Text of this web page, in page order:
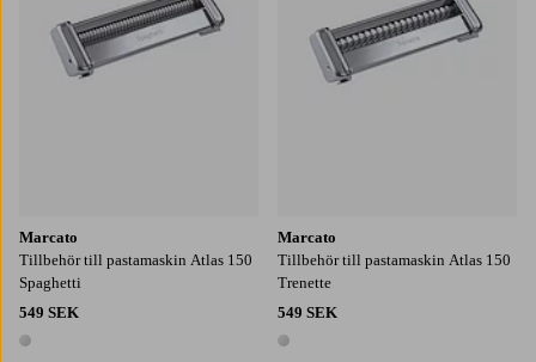
Marcato
Tillbehör till pastamaskin Atlas 150
Spaghetti
549 SEK
1 färg
Marcato
Tillbehör till pastamaskin Atlas 150
Trenette
549 SEK
1 färg